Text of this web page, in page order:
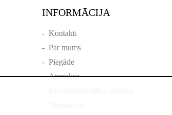
INFORMĀCIJA
- Kontakti
- Par mums
- Piegāde
-Apmaksa